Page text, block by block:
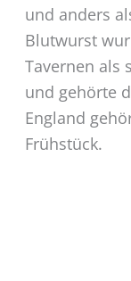
und anders
Blutwurst
Tavernen als
und gehörte
England
Frühstück.